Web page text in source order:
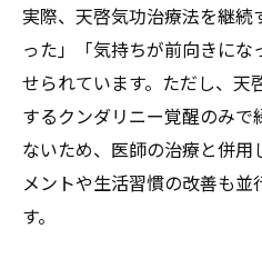
実際、天啓気功治療法を継
った」「気持ちが前向きに
せられています。ただし、天
するクンダリニー覚醒のみ
ないため、医師の治療と併
メントや生活習慣の改善も
す。